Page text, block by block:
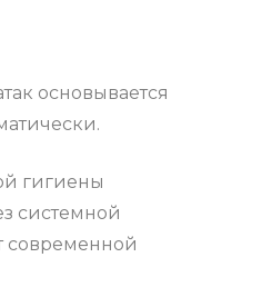
основывается
гигиены
системной
современной